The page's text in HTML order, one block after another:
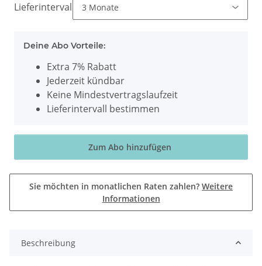
Lieferintervall
Deine Abo Vorteile:
Extra 7% Rabatt
Jederzeit kündbar
Keine Mindestvertragslaufzeit
Lieferintervall bestimmen
Zum Abo hinzufügen
Sie möchten in monatlichen Raten zahlen? Weitere
Informationen
Beschreibung